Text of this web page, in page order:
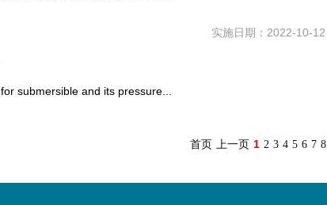
实施日期：2022-10-12
submersible and its pressure...
首页 上一页 1 2 3 4 5 6 7 8